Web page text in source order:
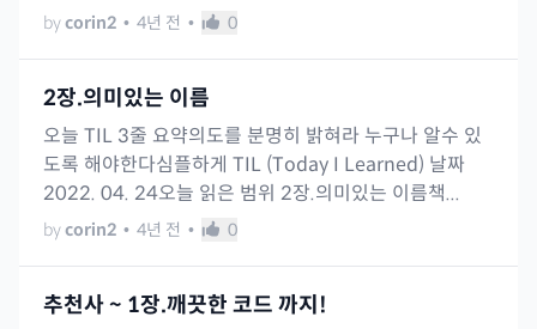
bycorin2 • 4년 전 • 0
2장.의미있는 이름
오늘 TIL 3줄 요약의도를 분명히 밝혀라 누구나 알수 있
도록 해야한다심플하게 TIL (Today I Learned) 날짜
2022. 04. 24오늘 읽은 범위 2장.의미있는 이름책...
bycorin2 • 4년 전 • 0
추천사 ~ 1장.깨끗한 코드 까지!